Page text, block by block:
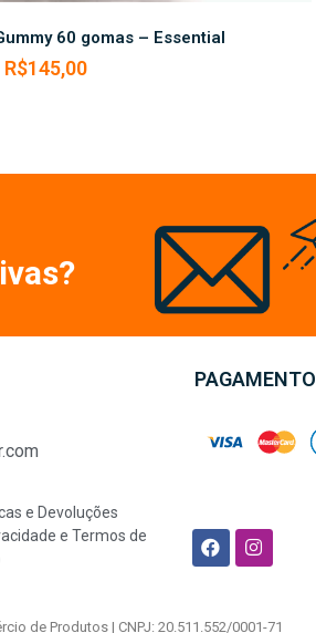
60 gomas – Essential
R$145,00
PAGAMENTO
e Devoluções
e Termos de
de Produtos | CNPJ: 20.511.552/0001-71